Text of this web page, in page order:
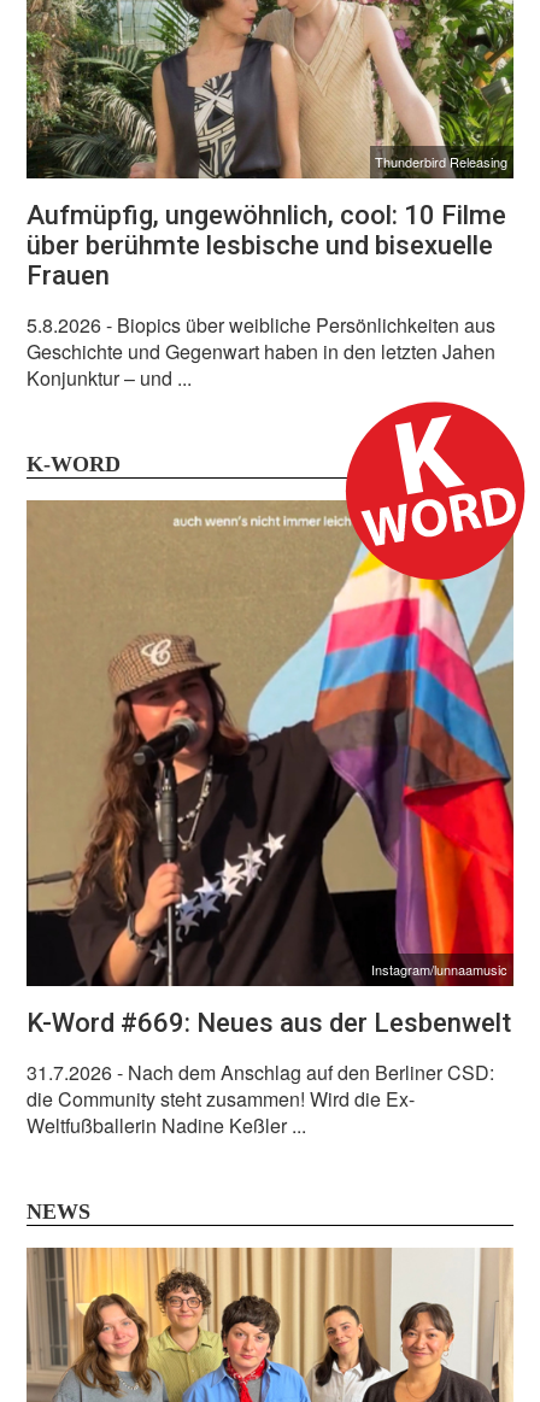
Thunderbird Releasing
Aufmüpfig, ungewöhnlich, cool: 10 Filme
über berühmte lesbische und bisexuelle
Frauen
5.8.2026- Biopics über weibliche Persönlichkeiten aus
Geschichte und Gegenwart haben in den letzten Jahen
Konjunktur – und ...
K-WORD
Instagram/lunnaamusic
K-Word #669: Neues aus der Lesbenwelt
31.7.2026- Nach dem Anschlag auf den Berliner CSD:
die Community steht zusammen! Wird die Ex-
Weltfußballerin Nadine Keßler ...
NEWS